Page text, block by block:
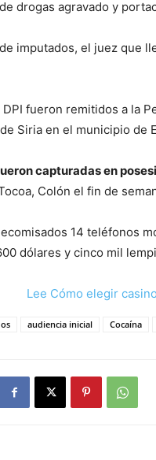
drogas agravado y
imputados, el juez que
fueron remitidos a la
Siria en el municipio de
capturadas en
Colón el fin de
14 teléfonos
dólares y cinco mil
Lee Cómo elegir
audiencia inicial Cocaína